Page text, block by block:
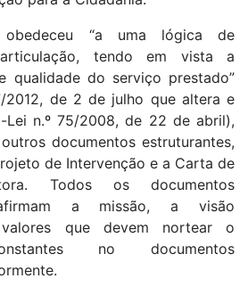
“a uma lógica de
tendo em vista a
qualidade do serviço prestado”
2012, de 2 de julho que altera e
Lei n.º 75/2008, de 22 de abril),
documentos estruturantes,
de Intervenção e a Carta de
Todos os documentos
a missão, a visão
que devem nortear o
no documentos